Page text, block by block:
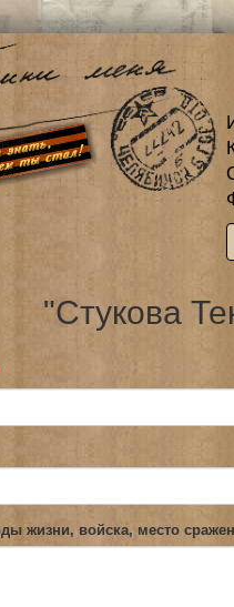
"Стукова
жизни, войска, место